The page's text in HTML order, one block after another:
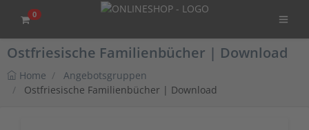
0
Ostfriesische Familienbücher | Download
Home
Angebotsgruppen
Ostfriesische Familienbücher | Download